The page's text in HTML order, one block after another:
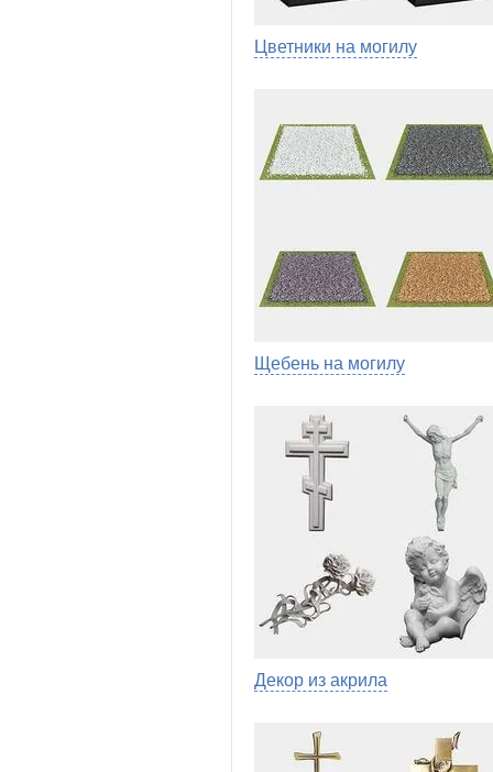
Цветники на могилу
Щебень на могилу
Декор из акрила